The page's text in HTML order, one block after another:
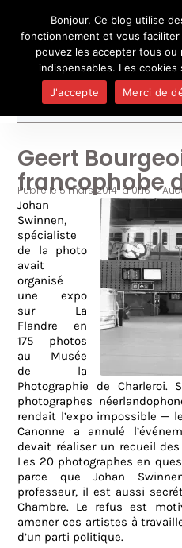
UN
Je pense, donc je
Geert
francophobe
Publié le5 mars 2014 à01:16 •
Johan
Swinnen,
spécialiste
de la photo
avait
organisé
une expo
sur La
Flandre en
175 photos
au Musée
de la
Photographie de
photographes
rendait l’expo impossible —
Canonne a annulé
devait réaliser un recueil
Les 20 photographes en
parce que Johan
professeur, il est aussi
Chambre. Le refus est
amener ces artistes à
d’un parti politique.
Bonjour. Ce blog utilise
fonctionnement et vous
pouvez les accepter tous
indispensables. Les
J'accepte
Merci de